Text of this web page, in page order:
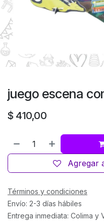
juego escena
$ 410,00
Agregar
Términos y condiciones
Envío: 2-3 días hábiles
Entrega inmediata: Colima y